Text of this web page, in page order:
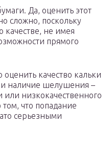
Да, оценить этот
сложно, поскольку
качестве, не имея
прямого
качество кальки
и наличие шелушения –
низкокачественного
том, что попадание
серьезными